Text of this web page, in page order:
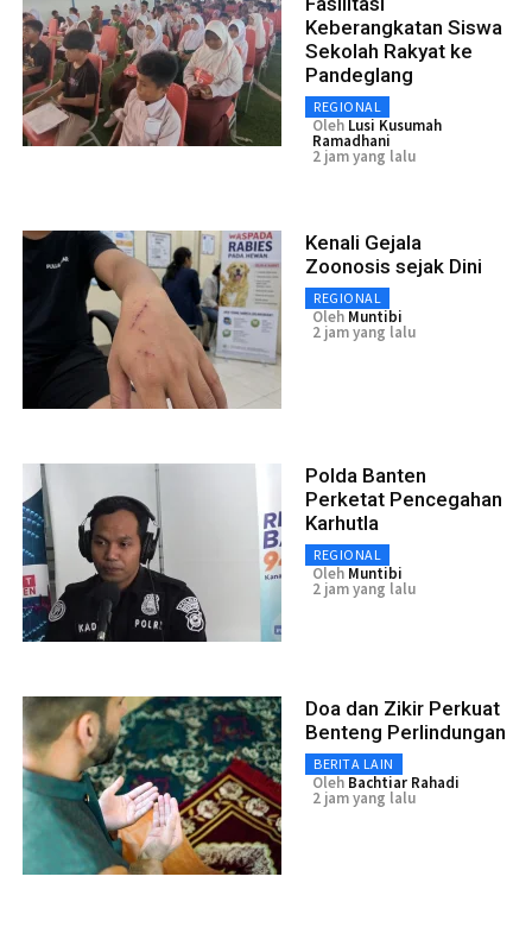
Keberangkatan Siswa
Sekolah Rakyat ke
Pandeglang
REGIONAL
Oleh Lusi Kusumah
Ramadhani
2 jam yang lalu
Kenali Gejala
Zoonosis sejak Dini
REGIONAL
Oleh Muntibi
2 jam yang lalu
Polda Banten
Perketat Pencegahan
Karhutla
REGIONAL
Oleh Muntibi
2 jam yang lalu
Doa dan Zikir Perkuat
Benteng Perlindungan
BERITA LAIN
Oleh Bachtiar Rahadi
2 jam yang lalu